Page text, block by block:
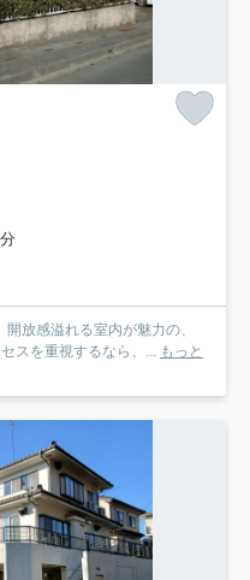
放感溢れる室内が魅力の、
スを重視するなら、... もっと